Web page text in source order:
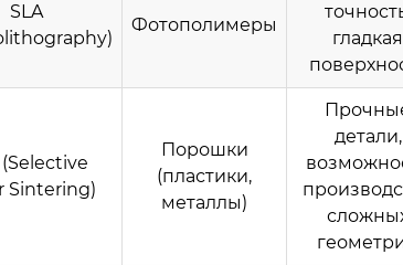
SLA
Фотополимеры
гладкая
(Selective
Sintering)
Порошки
(пластики,
металлы)
детали,